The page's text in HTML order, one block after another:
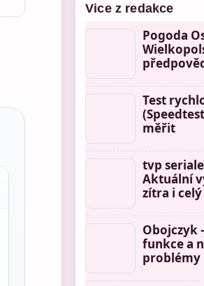
Vice z redakce
Pogoda
Test
měřit
tvp
Aktuální
zítra i
Obojczyk
funkce a
problémy